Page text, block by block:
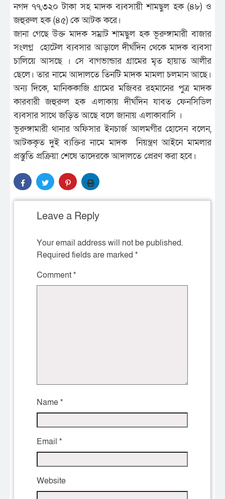
নগদ ৭৭,৩২০ টাকা সহ মাদক ব্যবসায়ী শামছুল হক (৪৮) ও
জহুরুল হক (৪৫) কে আটক করে।
জানা গেছে উক্ত মাদক সম্রাট শামছুল হক ভূরুঙ্গামারী বাজার
সংলগ্ন হোটেল ব্যবসার আড়ালে দীর্ঘদিন থেকে মাদক ব্যবসা
চালিয়ে আসছে । সে বাগভান্ডার গ্রামের মৃত হায়াত আলীর
ছেলে। তার নামে আদালতে তিনটি মাদক মামলা চলমান আছে।
অন্য দিকে, মানিককাজি গ্রামের মজিবর রহমানের পুত্র মাদক
কারবারী জহুরুল হক এলাকায় দীর্ঘদিন যাবত ফেনসিডিল
ব্যবসার সাথে জড়িত আছে বলে জানায় এলাকাবাসি ।
ভূরুঙ্গামারী থানার অফিসার ইনচার্জ আলমগীর হোসেন বলেন,
আটককৃত দুই ব্যক্তির নামে মাদক নিয়ন্ত্রণ আইনে মামলার
প্রস্তুতি প্রক্রিয়া শেষে তাদেরকে আদালতে প্রেরণ করা হবে।
Leave a Reply
Your email address will not be published.
Required fields are marked *
Comment*
Name*
Email *
Website